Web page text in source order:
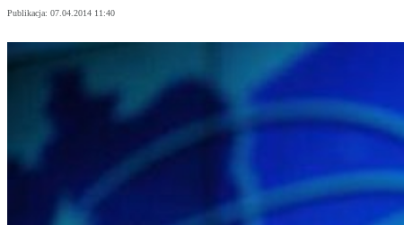
Publikacja: 07.04.2014 11:40